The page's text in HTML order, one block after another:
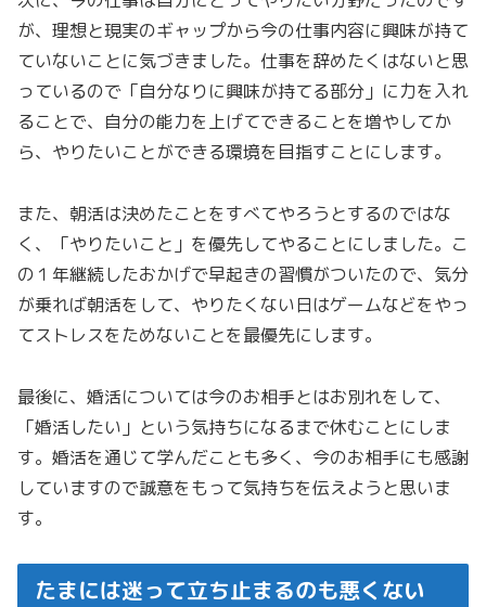
が、理想と現実のギャップから今の仕事内容に興味が持て
ていないことに気づきました。仕事を辞めたくはないと思
っているので「自分なりに興味が持てる部分」に力を入れ
ることで、自分の能力を上げてできることを増やしてか
ら、やりたいことができる環境を目指すことにします。
また、朝活は決めたことをすべてやろうとするのではな
く、「やりたいこと」を優先してやることにしました。こ
の１年継続したおかげで早起きの習慣がついたので、気分
が乗れば朝活をして、やりたくない日はゲームなどをやっ
てストレスをためないことを最優先にします。
最後に、婚活については今のお相手とはお別れをして、
「婚活したい」という気持ちになるまで休むことにしま
す。婚活を通じて学んだことも多く、今のお相手にも感謝
していますので誠意をもって気持ちを伝えようと思いま
す。
たまには迷って立ち止まるのも悪くない